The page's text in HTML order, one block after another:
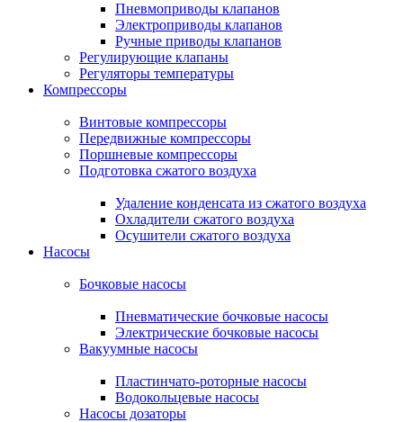
Пневмоприводы клапанов
Электроприводы клапанов
Ручные приводы клапанов
Регулирующие клапаны
Регуляторы температуры
Компрессоры
Винтовые компрессоры
Передвижные компрессоры
Поршневые компрессоры
Подготовка сжатого воздуха
Удаление конденсата из сжатого воздуха
Охладители сжатого воздуха
Осушители сжатого воздуха
Насосы
Бочковые насосы
Пневматические бочковые насосы
Электрические бочковые насосы
Вакуумные насосы
Пластинчато-роторные насосы
Водокольцевые насосы
Насосы дозаторы